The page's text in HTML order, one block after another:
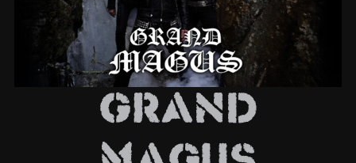
Shop
Line Up
Running Order/Maps
Festival ABC
Grand